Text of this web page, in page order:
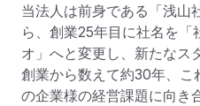
当法人は前身である「浅山
ら、創業25年目に社名を
オ」へと変更し、新たなス
創業から数えて約30年、こ
の企業様の経営課題に向き